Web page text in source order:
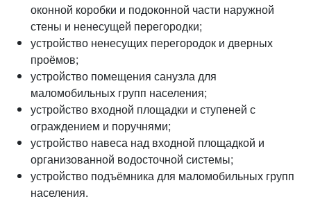
оконной коробки и подоконной части наружной
стены и ненесущей перегородки;
устройство ненесущих перегородок и дверных
проёмов;
устройство помещения санузла для
маломобильных групп населения;
устройство входной площадки и ступеней с
ограждением и поручнями;
устройство навеса над входной площадкой и
организованной водосточной системы;
устройство подъёмника для маломобильных групп
населения.